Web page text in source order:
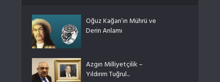
Oğuz Kağan’ın Mührü ve
Derin Anlamı
Azgın Milliyetçilik –
Yıldırım Tuğrul...